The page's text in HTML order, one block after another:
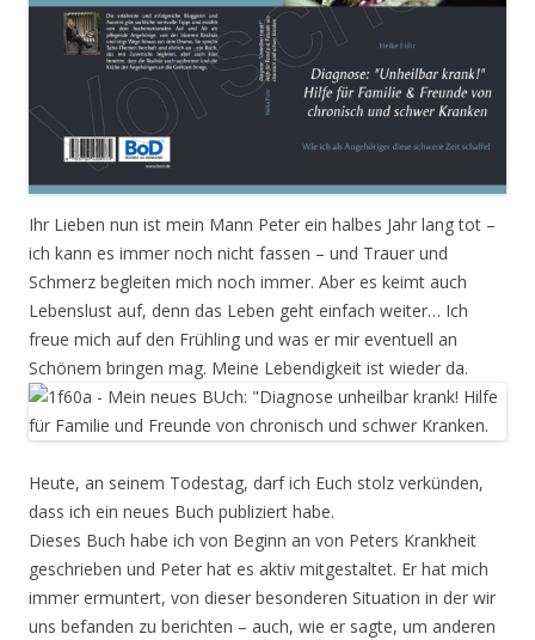
Ihr Lieben nun ist mein Mann Peter ein halbes Jahr lang tot –
ich kann es immer noch nicht fassen – und Trauer und
Schmerz begleiten mich noch immer. Aber es keimt auch
Lebenslust auf, denn das Leben geht einfach weiter… Ich
freue mich auf den Frühling und was er mir eventuell an
Schönem bringen mag. Meine Lebendigkeit ist wieder da.
Heute, an seinem Todestag, darf ich Euch stolz verkünden,
dass ich ein neues Buch publiziert habe.
Dieses Buch habe ich von Beginn an von Peters Krankheit
geschrieben und Peter hat es aktiv mitgestaltet. Er hat mich
immer ermuntert, von dieser besonderen Situation in der wir
uns befanden zu berichten – auch, wie er sagte, um anderen